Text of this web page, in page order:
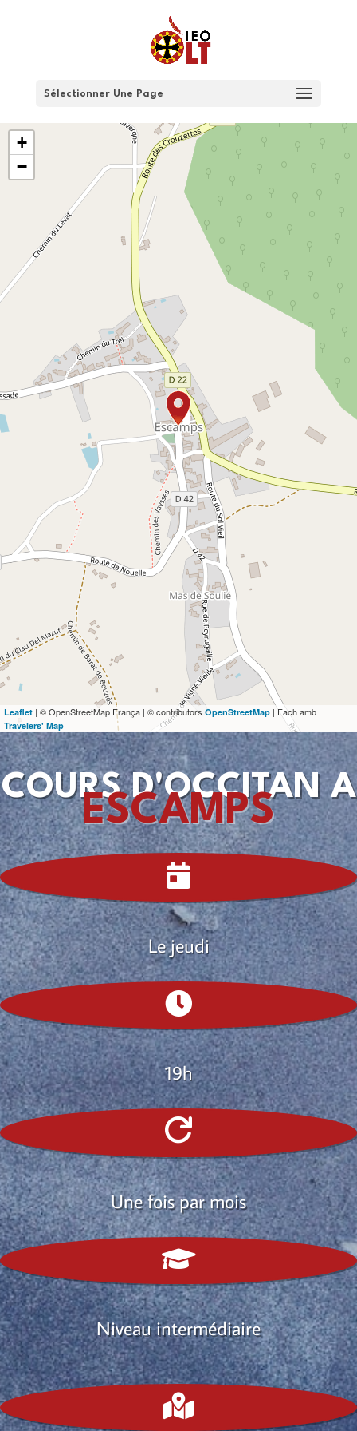
Sélectionner Une Page
Travelers' Map is loading...
If you see this after your page is loaded
completely, leafletJS files are missing.
+
−
Leaflet | © OpenStreetMap França | © contributors OpenStreetMap | Fach amb
Travelers' Map
COURS D'OCCITAN A
ESCAMPS

Le jeudi

19h

Une fois par mois

Niveau intermédiaire
